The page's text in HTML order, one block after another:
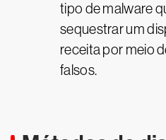
tipo de malware
sequestrar um
receita por meio
falsos.